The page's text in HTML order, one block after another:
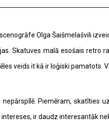
Olga Šaišmelašvili
Skatuves malā esošais retro
veids it kā ir loģiski pamatots.
Piemēram, skatīties
ir daudz interesantāk